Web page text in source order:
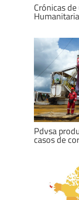
Crónicas
Humanitaria
Pdvsa
casos de